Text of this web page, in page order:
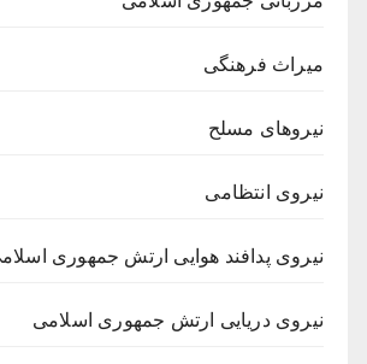
میراث فرهنگی
نیروهای مسلح
نیروی انتظامی
نیروی پدافند هوایی ارتش جمهوری
نیروی دریایی ارتش جمهوری اسلامی